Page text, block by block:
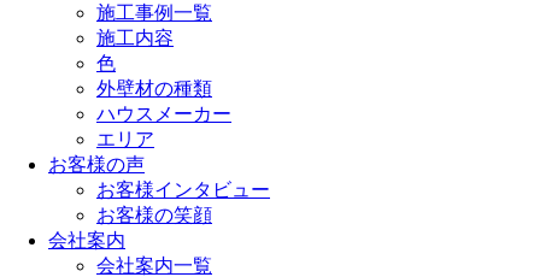
施工事例一覧
施工内容
色
外壁材の種類
ハウスメーカー
エリア
お客様の声
お客様インタビュー
お客様の笑顔
会社案内
会社案内一覧